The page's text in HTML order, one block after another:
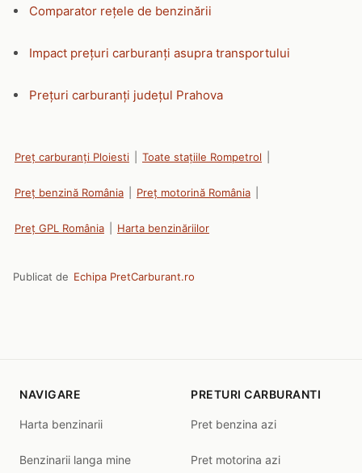
Comparator rețele de benzinării
Impact prețuri carburanți asupra transportului
Prețuri carburanți județul Prahova
Preț carburanți Ploiesti Toate stațiile Rompetrol
Preț benzină România Preț motorină România
Preț GPL România Harta benzinăriilor
Publicat de Echipa PretCarburant.ro
NAVIGARE
Harta benzinarii
Benzinarii langa mine
PRETURI CARBURANTI
Pret benzina azi
Pret motorina azi